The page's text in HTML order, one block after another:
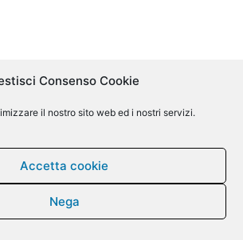
Consenso Cookie
il nostro sito web ed i nostri servizi.
Accetta cookie
Nega